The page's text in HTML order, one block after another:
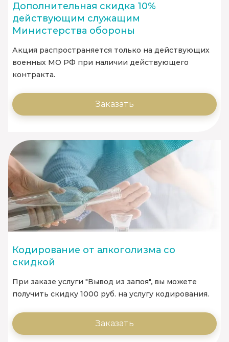
Дополнительная скидка 10%
действующим служащим
Министерства обороны
Акция распространяется только на действующих
военных МО РФ при наличии действующего
контракта.
Заказать
Кодирование от алкоголизма со
скидкой
При заказе услуги "Вывод из запоя", вы можете
получить скидку 1000 руб. на услугу кодирования.
Заказать